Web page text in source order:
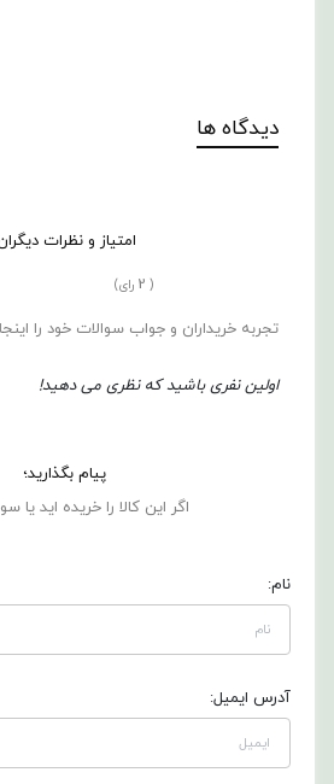
دیدگاه ها
امتیاز و نظرات
(
2 رای)
تجربه خریداران و جواب سوالات خود را
اولین نفری باشید که نظری می دهید!
پیام بگذارید؛
اگر این کالا را خریده اید یا
نام:
آدرس ایمیل: